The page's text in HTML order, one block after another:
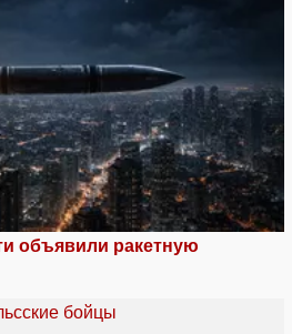
объявили ракетную